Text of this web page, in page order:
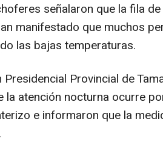
señalaron que la fila
manifestado que muchos
las bajas temperaturas.
Presidencial Provincial de
la atención nocturna ocurre
e informaron que la